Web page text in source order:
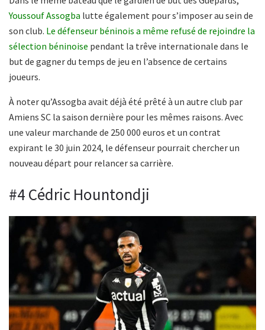
Youssouf Assogba lutte également pour s’imposer au sein de
son club. Le défenseur béninois a même refusé de rejoindre la
sélection béninoise pendant la trêve internationale dans le
but de gagner du temps de jeu en l’absence de certains
joueurs.
À noter qu’Assogba avait déjà été prêté à un autre club par
Amiens SC la saison dernière pour les mêmes raisons. Avec
une valeur marchande de 250 000 euros et un contrat
expirant le 30 juin 2024, le défenseur pourrait chercher un
nouveau départ pour relancer sa carrière.
#4 Cédric Hountondji